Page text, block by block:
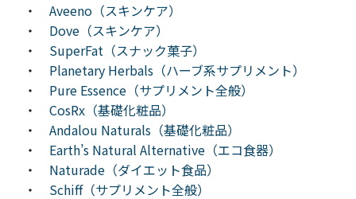
・ Aveeno（スキンケア）
・ Dove（スキンケア）
・ SuperFat（スナック菓子）
・ Planetary Herbals（ハーブ系サプリメント）
・ Pure Essence（サプリメント全般）
・ CosRx（基礎化粧品）
・ Andalou Naturals（基礎化粧品）
・ Earth’s Natural Alternative（エコ食器）
・ Naturade（ダイエット食品）
・ Schiff（サプリメント全般）